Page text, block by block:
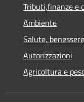
Tributi,finanze e
Ambiente
Salute,
Autorizzazioni
Agricoltura e